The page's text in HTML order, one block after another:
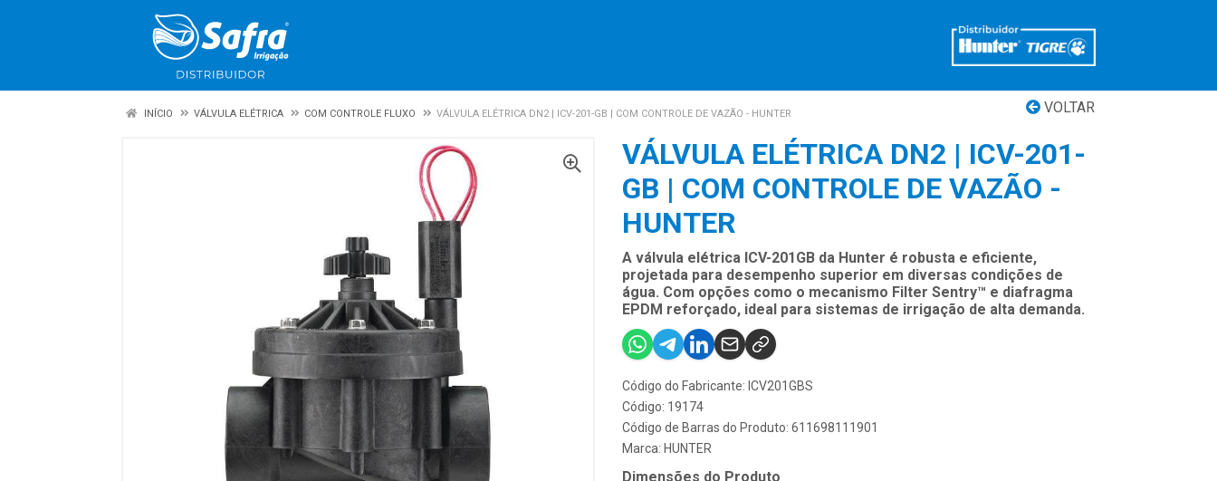
VOLTAR
INÍCIO VÁLVULA ELÉTRICA COM CONTROLE FLUXO VÁLVULA ELÉTRICA DN2 | ICV-201-GB | COM CONTROLE DE VAZÃO - HUNTER
VÁLVULA ELÉTRICA DN2 | ICV-201-
GB | COM CONTROLE DE VAZÃO -
HUNTER
A válvula elétrica ICV-201GB da Hunter é robusta e eficiente,
projetada para desempenho superior em diversas condições de
água. Com opções como o mecanismo Filter Sentry™ e diafragma
EPDM reforçado, ideal para sistemas de irrigação de alta demanda.
Código do Fabricante: ICV201GBS
Código: 19174
Código de Barras do Produto: 611698111901
Marca: HUNTER
Dimensões do Produto